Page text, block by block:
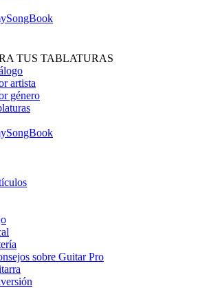
TUS TABLATURAS
artista
género
sobre Guitar Pro